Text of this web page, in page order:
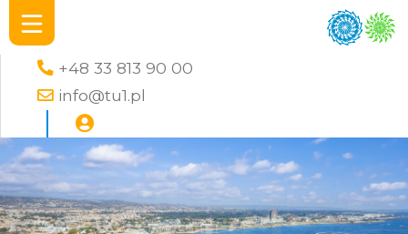
+48 33 813 90 00
info@tu1.pl